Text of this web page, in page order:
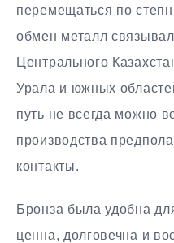
перемещаться по
обмен металл
Центрального
Урала и южных
путь не всегда можно
производства
контакты.
Бронза была удобна
ценна, долговечна и